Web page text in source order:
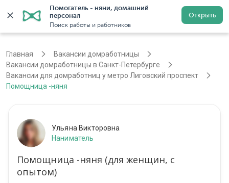
Помогатель - няни, домашний
персонал
Поиск работы и работников
Открыть
Санкт-Петербург Регистрация
Главная
Вакансии домработницы
Вакансии домработницы в Санкт-Петербурге
Вакансии для домработниц у метро Лиговский проспект
Помощница -няня
Ульяна Викторовна
Наниматель
Помощница -няня (для женщин, с
опытом)